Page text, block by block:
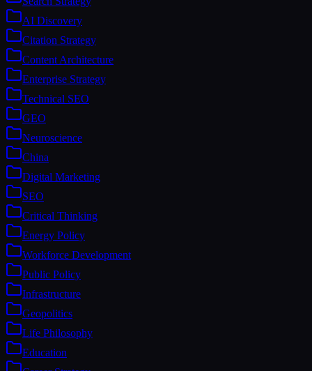
AI Discovery
Citation Strategy
Content Architecture
Enterprise Strategy
Technical SEO
GEO
Neuroscience
China
Digital Marketing
SEO
Critical Thinking
Energy Policy
Workforce Development
Public Policy
Infrastructure
Geopolitics
Life Philosophy
Education